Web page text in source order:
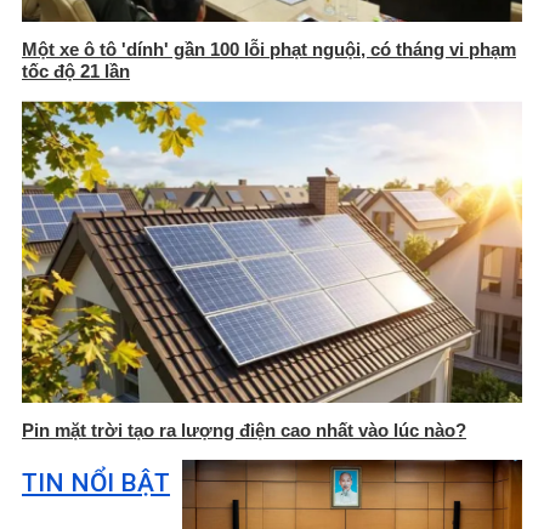
Một xe ô tô 'dính' gần 100 lỗi phạt nguội, có tháng vi phạm
tốc độ 21 lần
Pin mặt trời tạo ra lượng điện cao nhất vào lúc nào?
TIN NỔI BẬT